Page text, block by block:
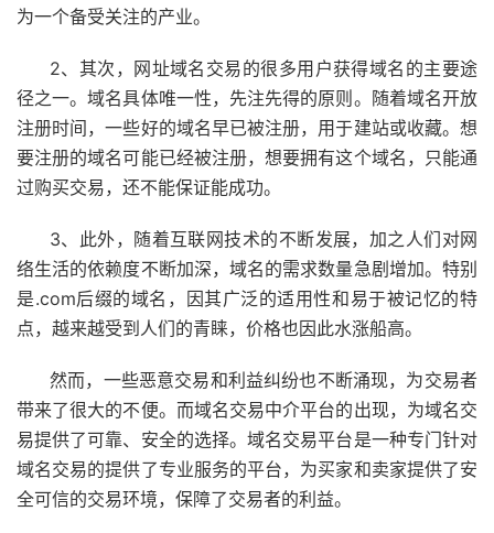
为一个备受关注的产业。
2、其次，网址域名交易的很多用户获得域名的主要途
径之一。域名具体唯一性，先注先得的原则。随着域名开放
注册时间，一些好的域名早已被注册，用于建站或收藏。想
要注册的域名可能已经被注册，想要拥有这个域名，只能通
过购买交易，还不能保证能成功。
3、此外，随着互联网技术的不断发展，加之人们对网
络生活的依赖度不断加深，域名的需求数量急剧增加。特别
是.com后缀的域名，因其广泛的适用性和易于被记忆的特
点，越来越受到人们的青睐，价格也因此水涨船高。
然而，一些恶意交易和利益纠纷也不断涌现，为交易者
带来了很大的不便。而域名交易中介平台的出现，为域名交
易提供了可靠、安全的选择。域名交易平台是一种专门针对
域名交易的提供了专业服务的平台，为买家和卖家提供了安
全可信的交易环境，保障了交易者的利益。